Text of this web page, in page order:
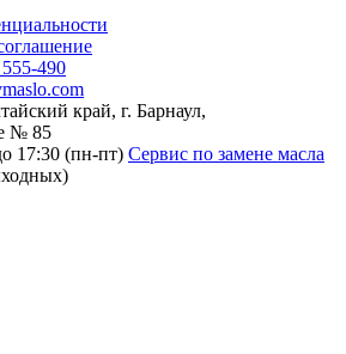
490
край, г. Барнаул,
№ 85
17:30 (пн-пт) Сервис по замене масла